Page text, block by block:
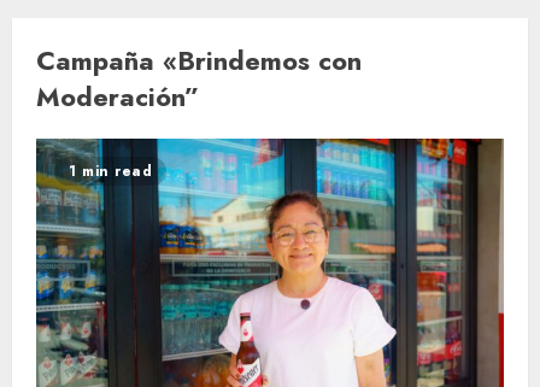
Campaña «Brindemos con
Moderación”
1 min read